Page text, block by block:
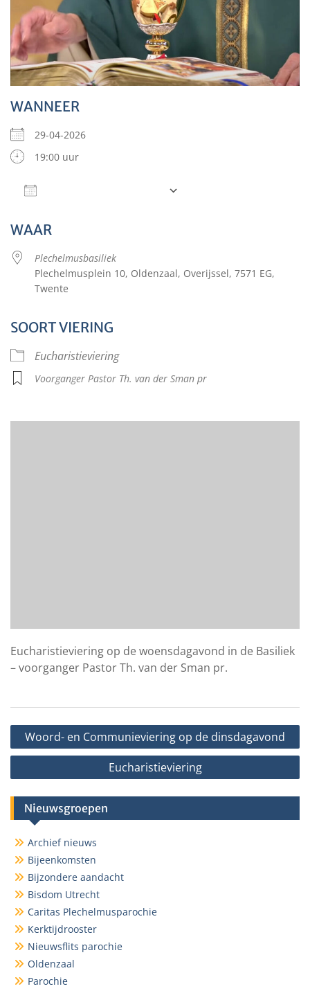
WANNEER
29-04-2026
19:00 uur
WAAR
Plechelmusbasiliek
Plechelmusplein 10, Oldenzaal, Overijssel, 7571 EG,
Twente
SOORT VIERING
Eucharistieviering
Voorganger Pastor Th. van der Sman pr
Eucharistieviering op de woensdagavond in de Basiliek
– voorganger Pastor Th. van der Sman pr.
Bericht
navigatie
Woord- en Communieviering op de dinsdagavond
Eucharistieviering
Nieuwsgroepen
Archief nieuws
Bijeenkomsten
Bijzondere aandacht
Bisdom Utrecht
Caritas Plechelmusparochie
Kerktijdrooster
Nieuwsflits parochie
Oldenzaal
Parochie